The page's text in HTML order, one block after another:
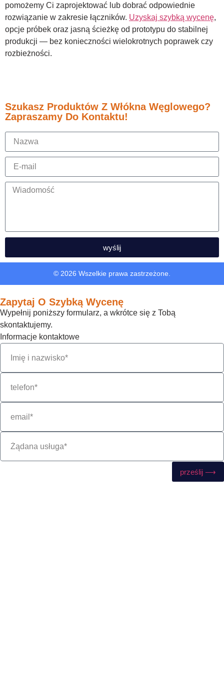
pomożemy Ci zaprojektować lub dobrać odpowiednie
rozwiązanie w zakresie łączników. Uzyskaj szybką wycenę,
opcje próbek oraz jasną ścieżkę od prototypu do stabilnej
produkcji — bez konieczności wielokrotnych poprawek czy
rozbieżności.
Szukasz Produktów Z Włókna Węglowego?
Zapraszamy Do Kontaktu!
wyślij
© 2026 Wszelkie prawa zastrzeżone.
Zapytaj O Szybką Wycenę
Wypełnij poniższy formularz, a wkrótce się z Tobą
skontaktujemy.
Informacje kontaktowe
prześlij ⟶